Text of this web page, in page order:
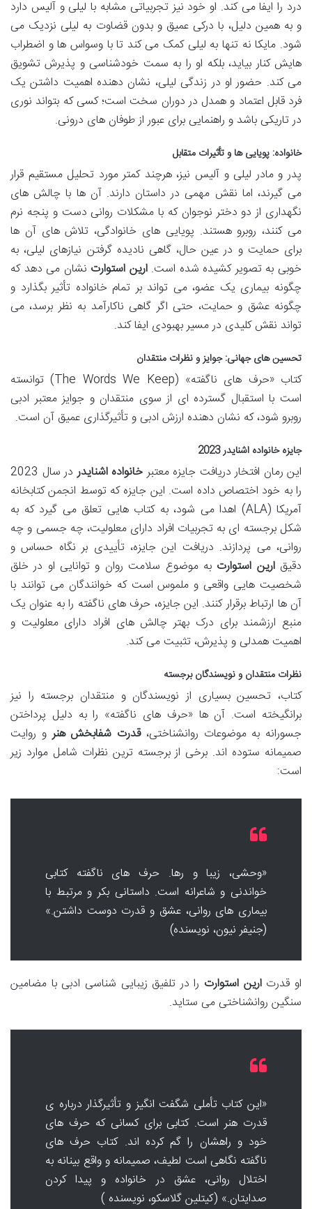
درد را ایفا می کند. او خود نیز تجربیاتی مشابه با لیلی و آلیس دارد
و به همین دلیل، با درکی عمیق و بدون قضاوت به لیلی نزدیک می
شود. مایکا نه تنها به لیلی کمک می کند تا با وسواس ها و اضطراب
هایش کنار بیاید، بلکه او را به سمت خودشناسی و پذیرش تشویق
می کند. حضور او در زندگی لیلی، نشان دهنده اهمیت داشتن یک
فرد قابل اعتماد و همدل در دوران سخت است؛ کسی که بتواند نوری
در تاریکی باشد و راهنمایی برای عبور از طوفان های درونی.
خانواده: پویایی ها و تأثیرات متقابل
پدر و مادر لیلی و آلیس نیز، هرچند کمتر مورد تحلیل مستقیم قرار
می گیرند، اما نقش مهمی در داستان دارند. آن ها با چالش های
نگهداری از دو دختر نوجوان که با مشکلات روانی دست و پنجه نرم
می کنند، روبرو هستند. پویایی های خانوادگی، تلاش های آن ها
برای حمایت و در عین حال، گاهی نادیده گرفتن نیازهای لیلی، به
خوبی به تصویر کشیده شده است.ارین استوارت نشان می دهد که
چگونه بیماری یک عضو، می تواند بر تمام خانواده تأثیر بگذارد و
چگونه عشق و حمایت، حتی اگر گاهی ناکارآمد به نظر برسد، می
تواند نقش کلیدی در مسیر بهبودی ایفا کند.
تحسین های جهانی: جوایز و نظرات منتقدان
کتاب «حرف های ناگفته» (The Words We Keep) توانسته
است با استقبال گسترده ای از سوی منتقدان و جوایز معتبر ادبی
روبرو شود، که نشان دهنده ارزش ادبی و تأثیرگذاری عمیق آن است.
جایزه خانواده اشنایدر 2023
این رمان افتخار دریافت جایزه معتبرخانواده اشنایدر
در سال 2023
را به خود اختصاص داده است. این جایزه که توسط انجمن کتابخانه
آمریکا (ALA) اهدا می شود، به کتاب هایی تعلق می گیرد که به
شکل برجسته ای به تجربیات افراد دارای معلولیت، چه جسمی و چه
روانی، می پردازند. دریافت این جایزه، تأییدی بر نگاه حساس و
دقیقارین استوارت به موضوع سلامت روان و توانایی او در خلق
شخصیت هایی واقعی و ملموس است که خوانندگان می توانند با
آن ها ارتباط برقرار کنند. این جایزه، حرف های ناگفته را به عنوان یک
منبع ارزشمند برای درک بهتر چالش های افراد دارای معلولیت و
اهمیت همدلی و پذیرش، تثبیت می کند.
نظرات منتقدان و نویسندگان برجسته
کتاب، تحسین بسیاری از نویسندگان و منتقدان برجسته را نیز
برانگیخته است. آن ها «حرف های ناگفته» را به دلیل پرداختن
جسورانه به موضوعات روانشناختی،قدرت شفابخش هنرو روایت
صمیمانه ستوده اند. برخی از برجسته ترین نظرات شامل موارد زیر
است:
«وحشی، زیبا و رها. حرف های ناگفته کتابی
خواندنی و شاعرانه است. داستانی بکر و مرتبط با
بیماری های روانی، عشق و قدرت دوست داشتن.»
(جنیفر نیون، نویسنده)
او قدرتارین استوارت را در تلفیق زیبایی شناسی ادبی با مضامین
سنگین روانشناختی می ستاید.
«این کتاب تأملی شگفت انگیز و تأثیرگذار درباره ی
قدرت هنر است. کتابی برای کسانی که حرف های
خود و راهشان را گم کرده اند. کتاب حرف های
ناگفته نگاهی است لطیف، صمیمانه و واقع بینانه به
اختلال روانی، عشق در خانواده و پیدا کردن
صدایتان.» (کیتلین گلاسکو، نویسنده )